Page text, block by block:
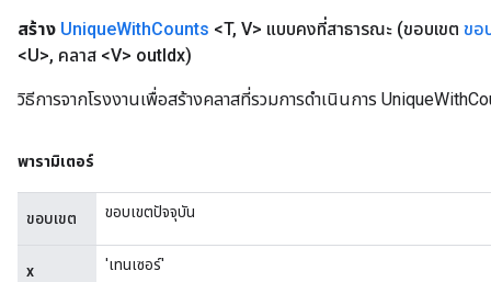
สร้าง UniqueWithCounts <T, V> แบบคงที่สาธารณะ (ขอบเขต ขอ
<U>, คลาส <V> outIdx)
วิธีการจากโรงงานเพื่อสร้างคลาสที่รวมการดำเนินการ
พารามิเตอร์
ขอบเขต ขอบเขตปัจจุบัน
x 'เทนเซอร์'